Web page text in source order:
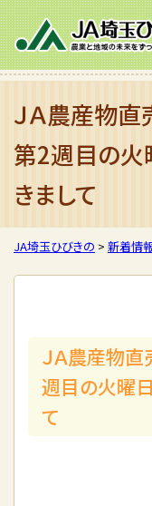
ＪＡ農産物
第2週目の火
きまして
JA埼玉ひびきの > 新着情
ＪＡ農産物
週目の火曜
て